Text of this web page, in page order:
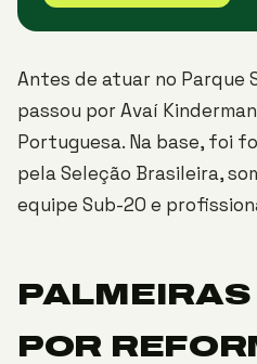
Antes de atuar no Parque
passou por Avaí
Portuguesa. Na base, foi
pela Seleção Brasileira,
equipe Sub-20 e
POR